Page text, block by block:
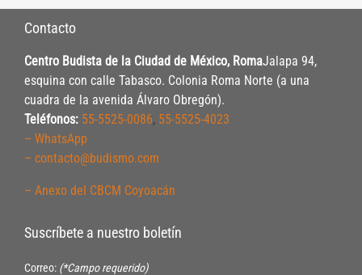
Contacto
Centro Budista de la Ciudad de México, RomaJalapa 94,
esquina con calle Tabasco. Colonia Roma Norte (a una
cuadra de la avenida Álvaro Obregón).
Teléfonos: 55-5525-0086, 55-5525-4023
– WhatsApp
– contacto@budismo.com
– Anexo del CBCM Coyoacán
Suscríbete a nuestro boletín
Correo: (*Campo requerido)